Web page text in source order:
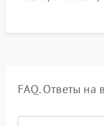
FAQ. Ответы на